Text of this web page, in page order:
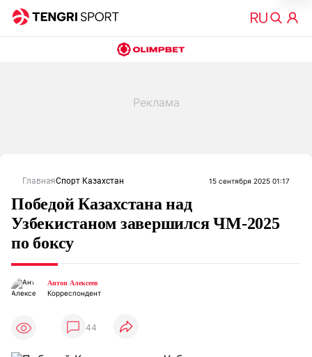
ГлавнаяСпорт Казахстан 15 сентября 2025 01:17
Победой Казахстана над
Узбекистаном завершился ЧМ-2025
по боксу
Антон Алексеев
Корреспондент
44